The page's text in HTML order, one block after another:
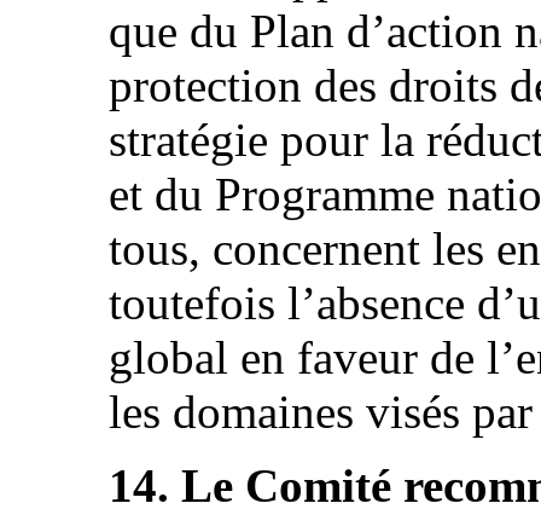
que du Plan d’action
protection des droits
stratégie pour la
et du Programme
tous, concernent les
toutefois l’absence
global en faveur de
les domaines visés
14. Le Comité